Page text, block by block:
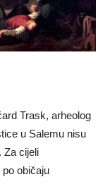
Trask, arheolog
u Salemu nisu
Za cijeli
običaju